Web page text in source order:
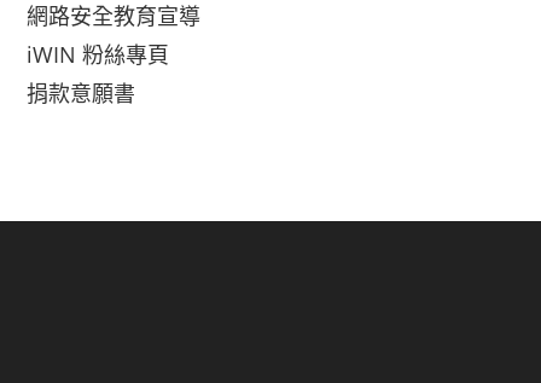
網路安全教育宣導
iWIN 粉絲專頁
捐款意願書